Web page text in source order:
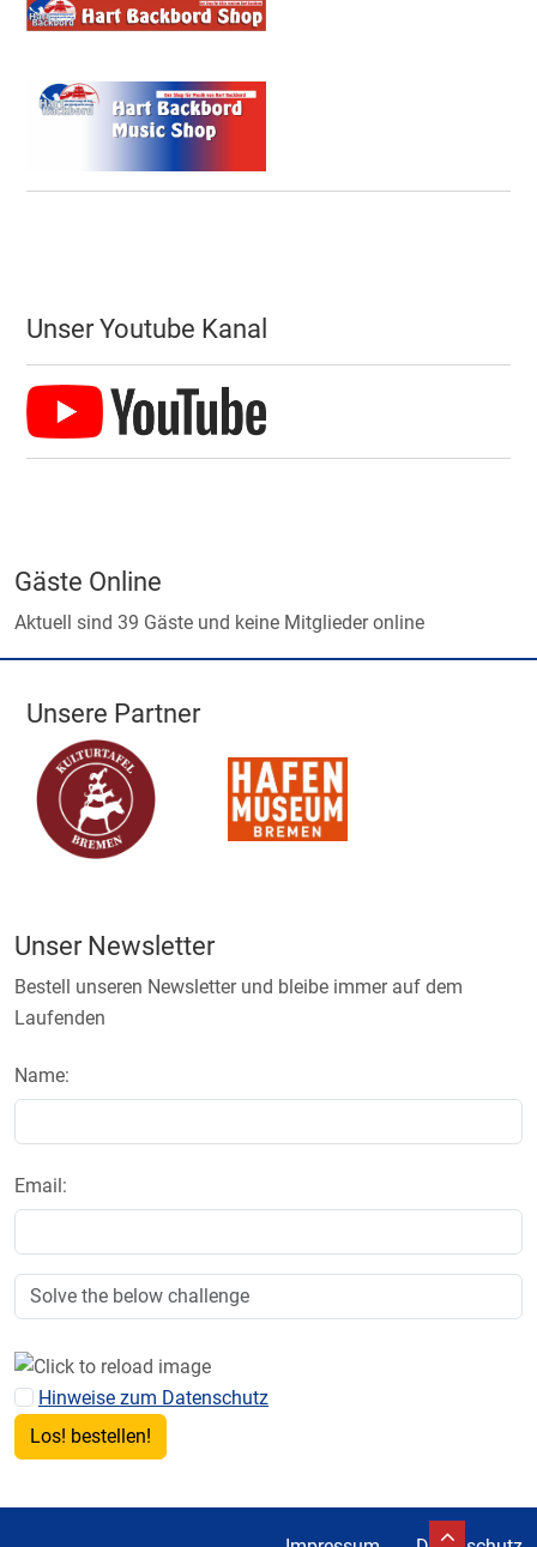
Unser Youtube Kanal
Gäste Online
Aktuell sind 39 Gäste und keine Mitglieder online
Unsere Partner
Unser Newsletter
Bestell unseren Newsletter und bleibe immer auf dem
Laufenden
Name:
Email:
Hinweise zum Datenschutz